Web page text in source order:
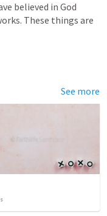
believed in God
These things are
See more